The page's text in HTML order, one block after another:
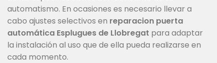
automatismo. En ocasiones es necesario llevar a
cabo ajustes selectivos en reparacion puerta
automática Esplugues de Llobregat para adaptar
la instalación al uso que de ella pueda realizarse en
cada momento.